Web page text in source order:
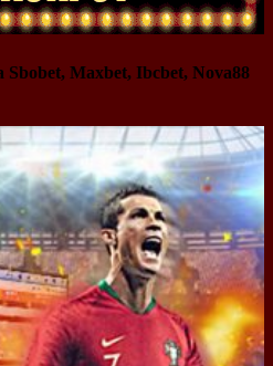
Maxbet, Ibcbet, Nova88